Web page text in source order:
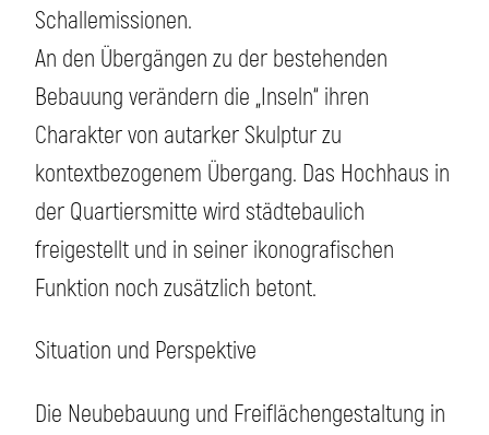
Schallemissionen.
An den Übergängen zu der bestehenden
Bebauung verändern die „Inseln“ ihren
Charakter von autarker Skulptur zu
kontextbezogenem Übergang. Das Hochhaus in
der Quartiersmitte wird städtebaulich
freigestellt und in seiner ikonografischen
Funktion noch zusätzlich betont.
Situation und Perspektive
Die Neubebauung und Freiflächengestaltung in